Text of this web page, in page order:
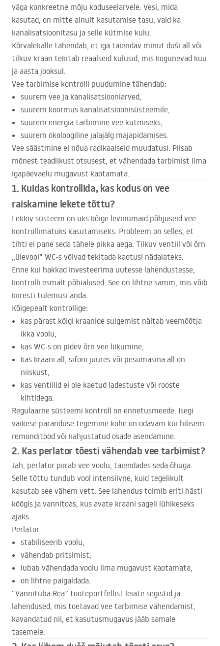
väga konkreetne mõju koduseelarvele. Vesi, mida
kasutad, on mitte ainult kasutamise tasu, vaid ka
kanalisatsioonitasu ja selle kütmise kulu.
Kõrvalekalle tähendab, et iga täiendav minut duši all või
tilkuv kraan tekitab reaalseid kulusid, mis kogunevad kuu
ja aasta jooksul.
Vee tarbimise kontrolli puudumine tähendab:
suurem vee ja kanalisatsiooniarved,
suurem koormus kanalisatsioonisüsteemile,
suurem energia tarbimine vee kütmiseks,
suurem ökoloogiline jalajälg majapidamises.
Vee säästmine ei nõua radikaalseid muudatusi. Piisab
mõnest teadlikust otsusest, et vähendada tarbimist ilma
igapäevaelu mugavust kaotamata.
1. Kuidas kontrollida, kas kodus on vee
raiskamine lekete tõttu?
Lekkiv süsteem on üks kõige levinumaid põhjuseid vee
kontrollimatuks kasutamiseks. Probleem on selles, et
tihti ei pane seda tähele pikka aega. Tilkuv ventiil või õrn
„ülevool” WC-s võivad tekitada kaotusi nädalateks.
Enne kui hakkad investeerima uutesse lahendustesse,
kontrolli esmalt põhialused. See on lihtne samm, mis võib
kiiresti tulemusi anda.
Kõigepealt kontrollige:
kas pärast kõigi kraanide sulgemist näitab veemõõtja
ikka voolu,
kas WC-s on pidev õrn vee liikumine,
kas kraani all, sifoni juures või pesumasina all on
niiskust,
kas ventiilid ei ole kaetud ladestuste või rooste
kihtidega.
Regulaarne süsteemi kontroll on ennetusmeede. Isegi
väikese paranduse tegemine kohe on odavam kui hilisem
remonditööd või kahjustatud osade asendamine.
2. Kas perlator tõesti vähendab vee tarbimist?
Jah, perlator piirab vee voolu, täiendades seda õhuga.
Selle tõttu tundub vool intensiivne, kuid tegelikult
kasutab see vähem vett. See lahendus toimib eriti hästi
köögis ja vannitoas, kus avate kraani sageli lühikeseks
ajaks.
Perlator:
stabiliseerib voolu,
vähendab pritsimist,
lubab vähendada voolu ilma mugavust kaotamata,
on lihtne paigaldada.
“Vannituba Rea” tooteportfellist leiate segistid ja
lahendused, mis toetavad vee tarbimise vähendamist,
kavandatud nii, et kasutusmugavus jääb samale
tasemele.